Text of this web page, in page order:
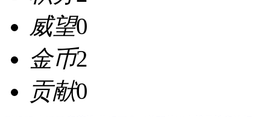
威望0
金币2
贡献0